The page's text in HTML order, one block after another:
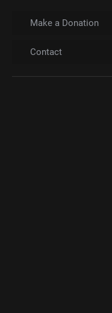
Make a Donation
Contact